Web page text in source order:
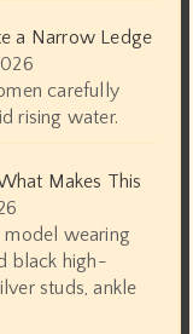
a Narrow Ledge
carefully
rising water.
Makes This
model wearing
black high-
studs, ankle